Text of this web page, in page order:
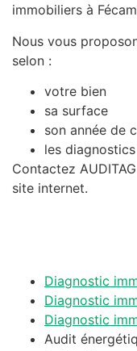
immobiliers à
Nous vous
selon :
votre bien
sa surface
son année de
les
Contactez
site internet.
Diagnostic
Diagnostic
Diagnostic
Audit